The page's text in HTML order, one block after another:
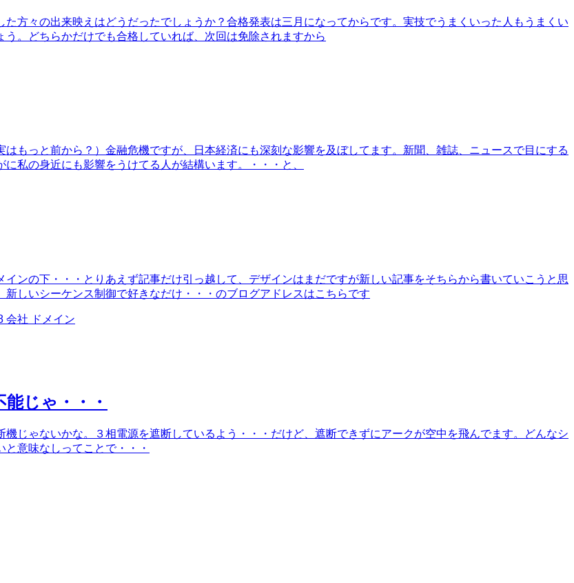
方々の出来映えはどうだったでしょうか？合格発表は三月になってからです。実技でうまくいった人もうまくい
。どちらかだけでも合格していれば、次回は免除されますから
もっと前から？）金融危機ですが、日本経済にも深刻な影響を及ぼしてます。新聞、雑誌、ニュースで目にする
私の身近にも影響をうけてる人が結構います。・・・と、
ンの下・・・とりあえず記事だけ引っ越して、デザインはまだですが新しい記事をそちらから書いていこうと思
しいシーケンス制御で好きなだけ・・・のブログアドレスはこちらです
会社 ドメイン
じゃ・・・
じゃないかな。３相電源を遮断しているよう・・・だけど、遮断できずにアークが空中を飛んでます。どんなシ
意味なしってことで・・・